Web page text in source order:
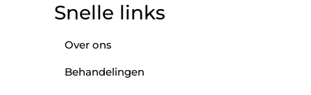
Snelle links
Over ons
Behandelingen